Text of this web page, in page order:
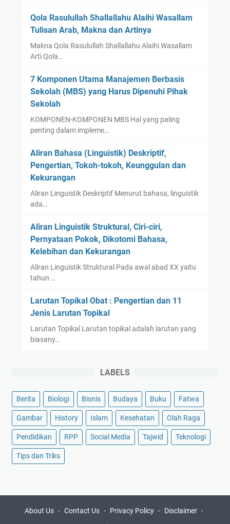
Qola Rasulullah Shallallahu Alaihi Wasallam
Tulisan Arab, Makna dan Artinya
Makna Qola Rasulullah Shallallahu Alaihi Wasallam
Arti Qola…
7 Komponen Utama Manajemen Berbasis
Sekolah (MBS) yang Harus Dipenuhi Pihak
Sekolah
KOMPONEN-KOMPONEN MBS Hal yang paling
penting dalam impleme…
Aliran Bahasa (Linguistik) Deskriptif,
Pengertian, Tokoh-tokoh, Keunggulan dan
Kekurangan
Aliran Linguistik Deskriptif Menurut bahasa, linguistik
ada…
Aliran Linguistik Struktural, Ciri-ciri,
Pernyataan Pokok, Dikotomi Bahasa,
Kelebihan dan Kekurangan
Aliran Linguistik Struktural Pada awal abad XX yaitu
tahun …
Larutan Topikal Obat : Pengertian dan 11
Jenis Larutan Topikal
Larutan Topikal Larutan topikal adalah larutan yang
biasany…
LABELS
Berita Biologi Bisnis Budaya Buku Fatwa
Gambar History Islam Kesehatan Olah Raga
Pendidikan RPP Social Media Tajwid Teknologi
Tips dan Triks
About Us Contact Us Privacy Policy
Disclaimer